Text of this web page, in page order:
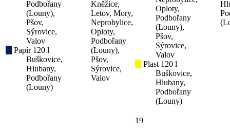
Podbořany
(Louny),
Pšov,
Sýrovice,
Valov
Papír 120 l
Buškovice,
Hlubany,
Podbořany
(Louny)
Kněžice,
Letov, Mory,
Neprobylice,
Oploty,
Podbořany
(Louny),
Pšov,
Sýrovice,
Valov
Oploty,
Podbořany
(Louny),
Pšov,
Sýrovice,
Valov
Plast 120 l
Buškovice,
Hlubany,
Podbořany
(Louny)
19